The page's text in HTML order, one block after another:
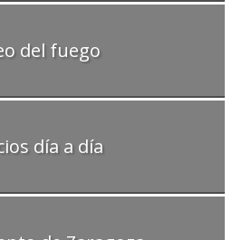
del fuego
día a día